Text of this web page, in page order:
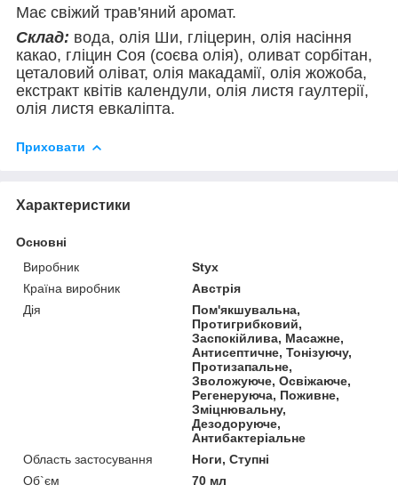
Має свіжий трав'яний аромат.
Склад: вода, олія Ши, гліцерин, олія насіння
какао, гліцин Соя (соєва олія), оливат сорбітан,
цеталовий оліват, олія макадамії, олія жожоба,
екстракт квітів календули, олія листя гаултерії,
олія листя евкаліпта.
Приховати
Характеристики
Основні
Виробник
Styx
Країна виробник
Австрія
Дія
Пом'якшувальна,
Протигрибковий,
Заспокійлива, Масажне,
Антисептичне, Тонізуючу,
Протизапальне,
Зволожуюче, Освіжаюче,
Регенеруюча, Поживне,
Зміцнювальну,
Дезодоруюче,
Антибактеріальне
Область застосування
Ноги, Ступні
Об`єм
70 мл